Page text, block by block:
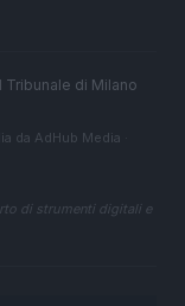
di Milano
da AdHub Media
di strumenti digitali e